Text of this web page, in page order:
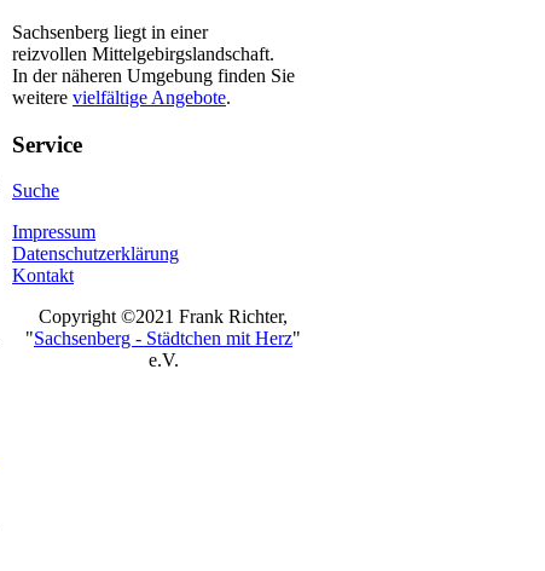
Sachsenberg liegt in einer
reizvollen Mittelgebirgslandschaft.
In der näheren Umgebung finden Sie
weitere vielfältige Angebote.
Service
Suche
Impressum
Datenschutzerklärung
Kontakt
Copyright ©2021 Frank Richter,
"Sachsenberg - Städtchen mit Herz"
e.V.